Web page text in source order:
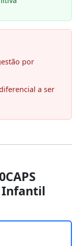
por
a ser
Infantil